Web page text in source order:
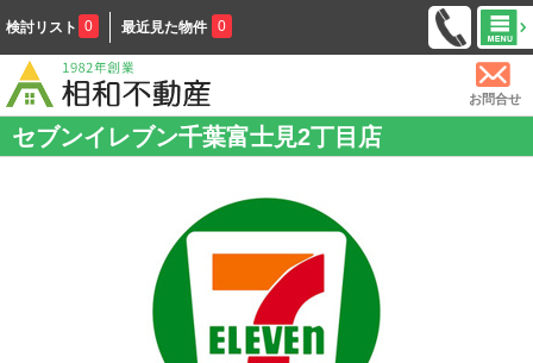
検討リスト 0 最近見た物件 0
お問合せ
セブンイレブン千葉富士見2丁目店